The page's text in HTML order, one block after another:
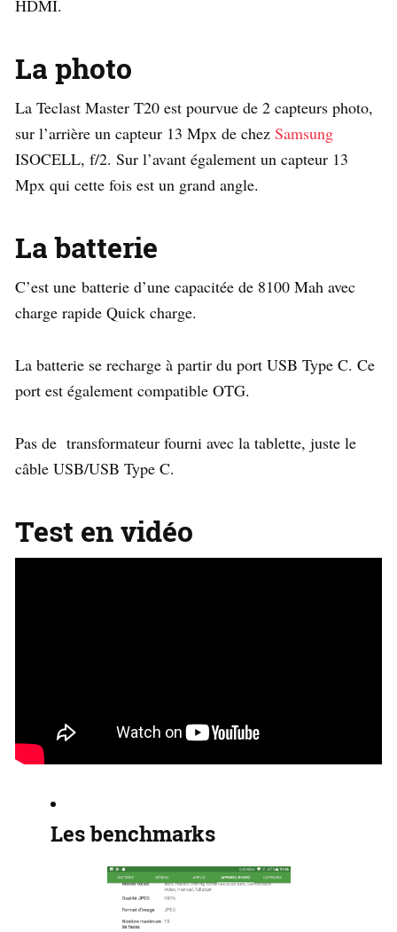
HDMI.
La photo
La Teclast Master T20 est pourvue de 2 capteurs photo,
sur l’arrière un capteur 13 Mpx de chez Samsung
ISOCELL, f/2. Sur l’avant également un capteur 13
Mpx qui cette fois est un grand angle.
La batterie
C’est une batterie d’une capacitée de 8100 Mah avec
charge rapide Quick charge.
La batterie se recharge à partir du port USB Type C. Ce
port est également compatible OTG.
Pas de transformateur fourni avec la tablette, juste le
câble USB/USB Type C.
Test en vidéo
Les benchmarks